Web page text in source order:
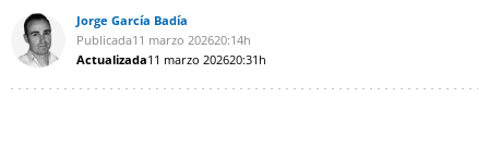
Jorge García Badía
Publicada11 marzo 202620:14h
Actualizada11 marzo 202620:31h